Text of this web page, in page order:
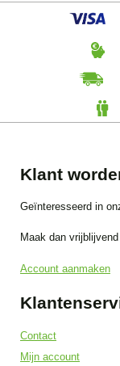
Klant
Geïnteresseerd in
Maak dan
Account aanmaken
Contact
Mijn account